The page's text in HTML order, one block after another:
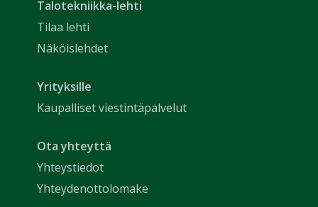
Talotekniikka-lehti
Tilaa lehti
Näköislehdet
Yrityksille
Kaupalliset viestintäpalvelut
Ota yhteyttä
Yhteystiedot
Yhteydenottolomake